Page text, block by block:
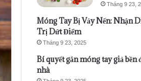
Tháng 9 23,
Móng Tay Bị Vảy Nến: Nhận
Trị Dứt Điểm
Tháng 9 23, 2025
Bí quyết gắn móng tay giả bền
nhà